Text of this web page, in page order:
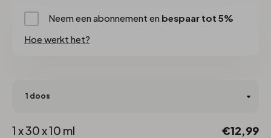
Neem een abonnement en bespaar tot 5%
Hoe werkt het?
1 x 30 x 10 ml €12,99